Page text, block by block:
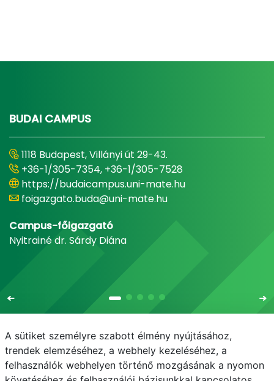
BUDAI CAMPUS
1118 Budapest, Villányi út 29-43.
+36-1/305-7354, +36-1/305-7528
https://budaicampus.uni-mate.hu
foigazgato.buda@uni-mate.hu
Campus-főigazgató
Nyitrainé dr. Sárdy Diána
E-mail Telefonkönyv NEPTUN E-learning
A sütiket személyre szabott élmény nyújtásához,
trendek elemzéséhez, a webhely kezeléséhez, a
felhasználók webhelyen történő mozgásának a nyomon